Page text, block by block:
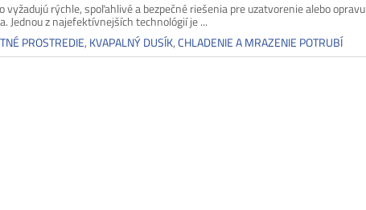
rýchle, spoľahlivé a bezpečné riešenia pre uzatvorenie alebo opravu
Jednou z najefektívnejších technológií je ...
PROSTREDIE, KVAPALNÝ DUSÍK,CHLADENIE A MRAZENIE POTRUBÍ